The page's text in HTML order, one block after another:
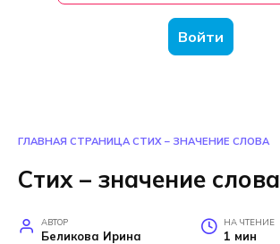
Войти
ГЛАВНАЯ СТРАНИЦА СТИХ – ЗНАЧЕНИЕ СЛОВА
Стих – значение слова
АВТОР
Беликова Ирина
НА ЧТЕНИЕ
1 мин